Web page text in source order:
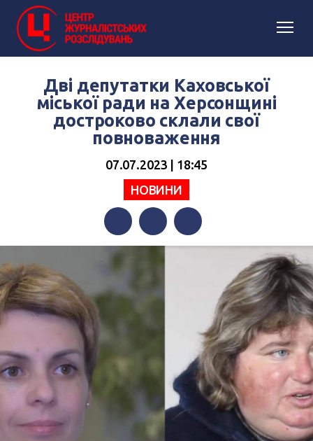
Дві депутатки Каховської
міської ради на Херсонщині
достроково склали свої
повноваження
07.07.2023 | 18:45
НОВИНИ
FacebookTwitterTelegram